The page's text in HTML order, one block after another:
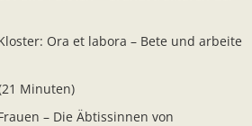
Ora et labora – Bete und arbeite
Minuten)
– Die Äbtissinnen von